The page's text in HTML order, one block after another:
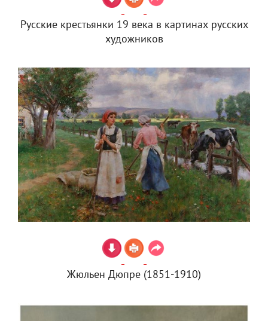
Русские крестьянки 19 века в картинах русских
художников
Жюльен Дюпре (1851-1910)